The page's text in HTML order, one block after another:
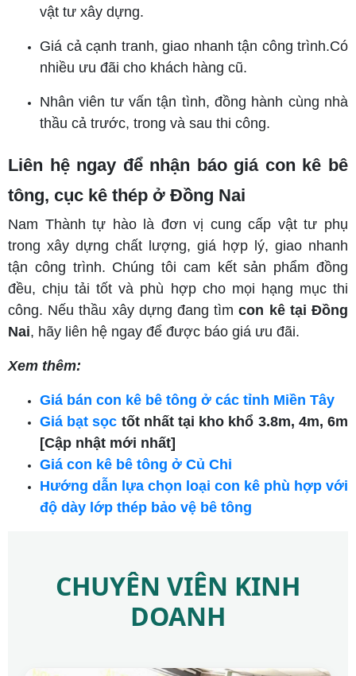
vật tư xây dựng.
Giá cả cạnh tranh, giao nhanh tận công trình.Có
nhiều ưu đãi cho khách hàng cũ.
Nhân viên tư vấn tận tình, đồng hành cùng nhà
thầu cả trước, trong và sau thi công.
Liên hệ ngay để nhận báo giá con kê bê
tông, cục kê thép ở Đồng Nai
Nam Thành tự hào là đơn vị cung cấp vật tư phụ
trong xây dựng chất lượng, giá hợp lý, giao nhanh
tận công trình. Chúng tôi cam kết sản phẩm đồng
đều, chịu tải tốt và phù hợp cho mọi hạng mục thi
công. Nếu thầu xây dựng đang tìmcon kê tại Đồng
Nai, hãy liên hệ ngay để được báo giá ưu đãi.
Xem thêm:
Giá bán con kê bê tông ở các tỉnh Miền Tây
Giá bạt sọc tốt nhất tại kho khổ 3.8m, 4m, 6m
[Cập nhật mới nhất]
Giá con kê bê tông ở Củ Chi
Hướng dẫn lựa chọn loại con kê phù hợp với
độ dày lớp thép bảo vệ bê tông
CHUYÊN VIÊN KINH
DOANH